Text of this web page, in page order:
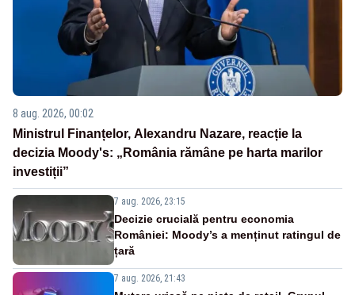
8 aug. 2026, 00:02
Ministrul Finanțelor, Alexandru Nazare, reacție la
decizia Moody's: „România rămâne pe harta marilor
investiții”
7 aug. 2026, 23:15
Decizie crucială pentru economia
României: Moody’s a menținut ratingul de
țară
7 aug. 2026, 21:43